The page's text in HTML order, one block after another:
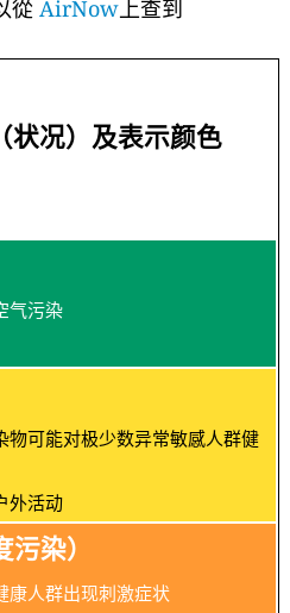
從 AirNow上查到
状况）及表示颜色
气污染
物可能对极少数异常敏感人群健
外活动
染）
康人群出现刺激症状